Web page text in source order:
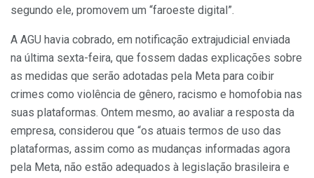
segundo ele, promovem um “faroeste digital”.
A AGU havia cobrado, em notificação extrajudicial enviada
na última sexta-feira, que fossem dadas explicações sobre
as medidas que serão adotadas pela Meta para coibir
crimes como violência de gênero, racismo e homofobia nas
suas plataformas. Ontem mesmo, ao avaliar a resposta da
empresa, considerou que “os atuais termos de uso das
plataformas, assim como as mudanças informadas agora
pela Meta, não estão adequados à legislação brasileira e